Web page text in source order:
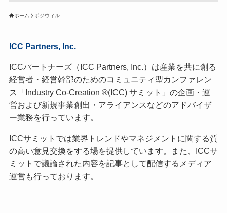
ホーム ポジウィル
ICC Partners, Inc.
ICCパートナーズ（ICC Partners, Inc.）は産業を共に創る
経営者・経営幹部のためのコミュニティ型カンファレン
ス「Industry Co-Creation ®(ICC) サミット」の企画・運
営および新規事業創出・アライアンスなどのアドバイザ
ー業務を行っています。
ICCサミットでは業界トレンドやマネジメントに関する質
の高い意見交換をする場を提供しています。また、ICCサ
ミットで議論された内容を記事として配信するメディア
運営も行っております。